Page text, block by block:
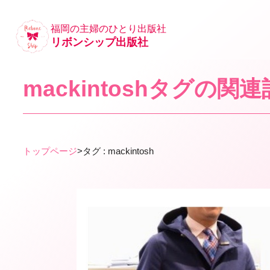
福岡の主婦のひとり出版社
リボンシップ出版社
mackintoshタグの関連
トップページ>タグ : mackintosh